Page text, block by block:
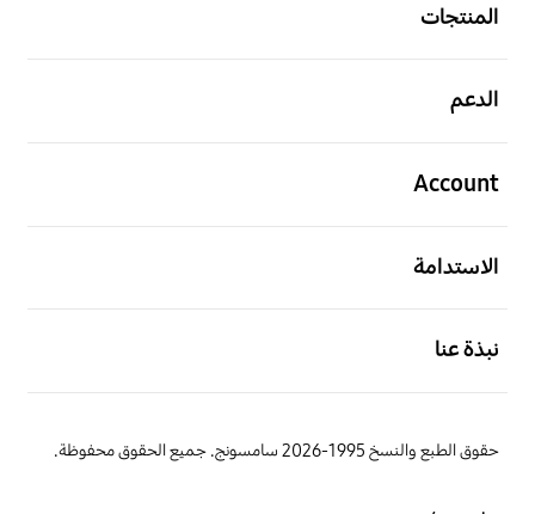
المنتجات
الدعم
Account
الاستدامة
نبذة عنا
حقوق الطبع والنسخ 1995-2026 سامسونج. جميع الحقوق محفوظة.